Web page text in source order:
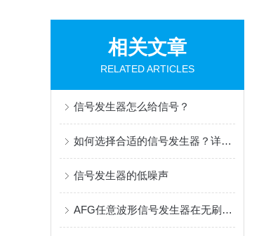
相关文章
RELATED ARTICLES
信号发生器怎么给信号？
如何选择合适的信号发生器？详解波形与脉冲发生器的核心区别
信号发生器的低噪声
AFG任意波形信号发生器在无刷电机调速器设计中的应用